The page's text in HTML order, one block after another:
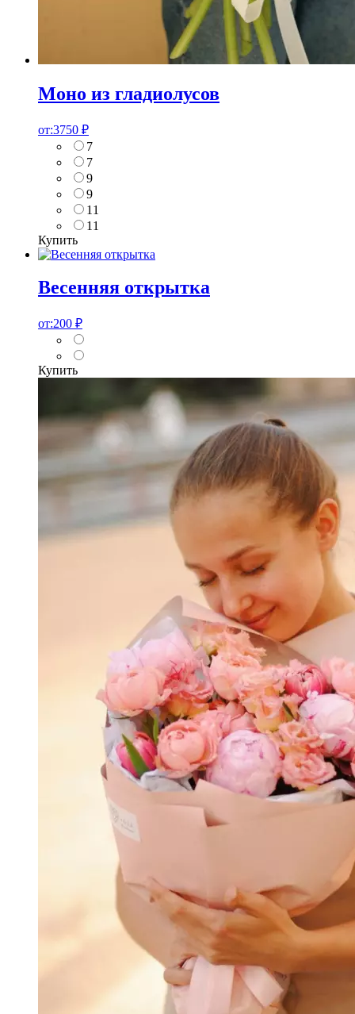
Моно из гладиолусов
от:3750 ₽
7
7
9
9
11
11
Купить
Весенняя открытка
от:200 ₽
Купить